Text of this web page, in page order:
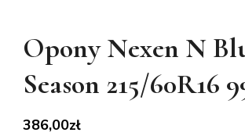
Opony Nexen N
Season 215/60R16
386,00zł